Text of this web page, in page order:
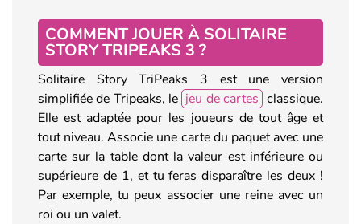
COMMENT JOUER À SOLITAIRE
STORY TRIPEAKS 3 ?
Solitaire Story TriPeaks 3 est une version
simplifiée de Tripeaks, le jeu de cartes classique.
Elle est adaptée pour les joueurs de tout âge et
tout niveau. Associe une carte du paquet avec une
carte sur la table dont la valeur est inférieure ou
supérieure de 1, et tu feras disparaître les deux !
Par exemple, tu peux associer une reine avec un
roi ou un valet.